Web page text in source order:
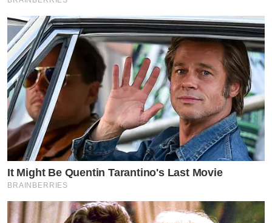
It Might Be Quentin Tarantino's Last Movie
BRAINBERRIES